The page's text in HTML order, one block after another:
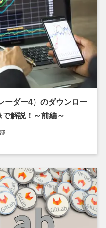
ーダー4）のダウンロー
で解説！～前編～